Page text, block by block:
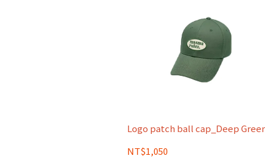
Logo patch ball cap_Deep
NT$1,050